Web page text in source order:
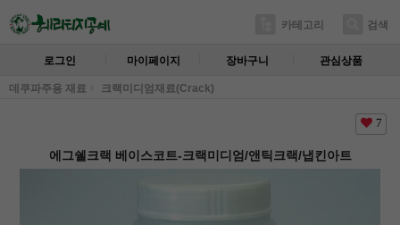
카테고리 검색
로그인 마이페이지 장바구니 관심상품
데쿠파주용 재료 크랙미디엄재료(Crack)
7
에그쉘크랙 베이스코트-크랙미디엄/앤틱크랙/냅킨아트